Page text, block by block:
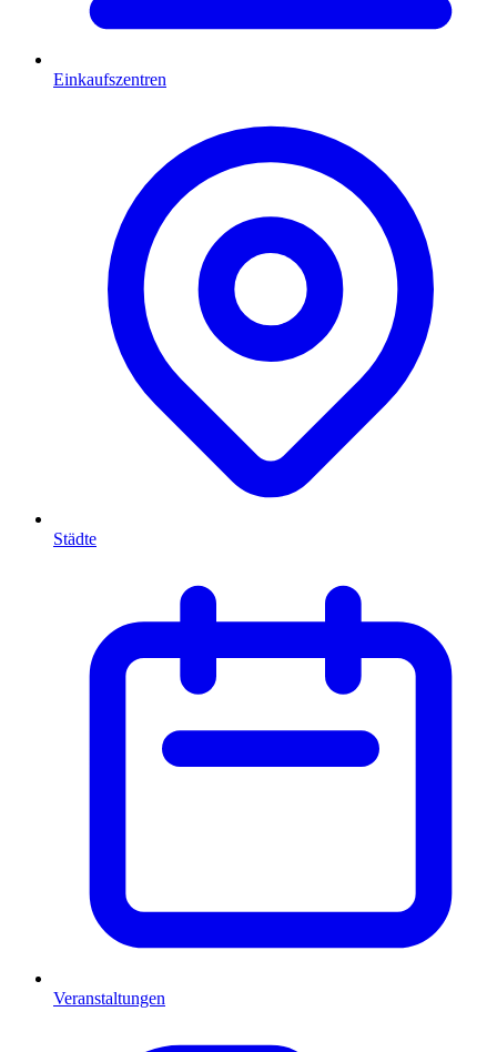
Einkaufszentren
Städte
Veranstaltungen